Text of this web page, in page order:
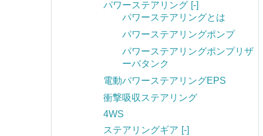
パワーステアリング [-]
パワーステアリングとは
パワーステアリングポンプ
パワーステアリングポンプリザ
ーバタンク
電動パワーステアリングEPS
衝撃吸収ステアリング
4WS
ステアリングギア [-]